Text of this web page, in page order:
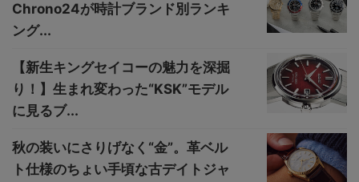
Chrono24が時計ブランド別ランキ
ング...
【新生キングセイコーの魅力を深掘
り！】生まれ変わった“KSK”モデル
に見るブ...
秋の装いにさりげなく“金”。革ベル
ト仕様のちょい手頃な古デイトジャ